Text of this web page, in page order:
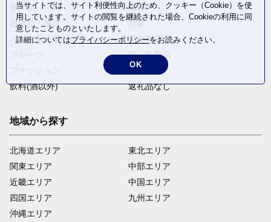
魚介類
麺類
日用品・雑貨
野菜
パン・菓子類
電化製品
卵・乳製品
米・穀物
飲料(酒以外)
返礼品なし
地域から探す
北海道エリア
関東エリア
近畿エリア
四国エリア
沖縄エリア
東北エリア
中部エリア
中国エリア
九州エリア
当サイトでは、サイト利便性向上のため、クッキー（Cookie）を使
用しています。サイトの閲覧を継続された場合、Cookieの利用に同
意したことものといたします。
詳細についてはプライバシーポリシーをお読みください。
OK